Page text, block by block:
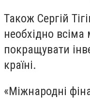
Також Сергій
необхідно
покращувати
країні.
«Міжнародні